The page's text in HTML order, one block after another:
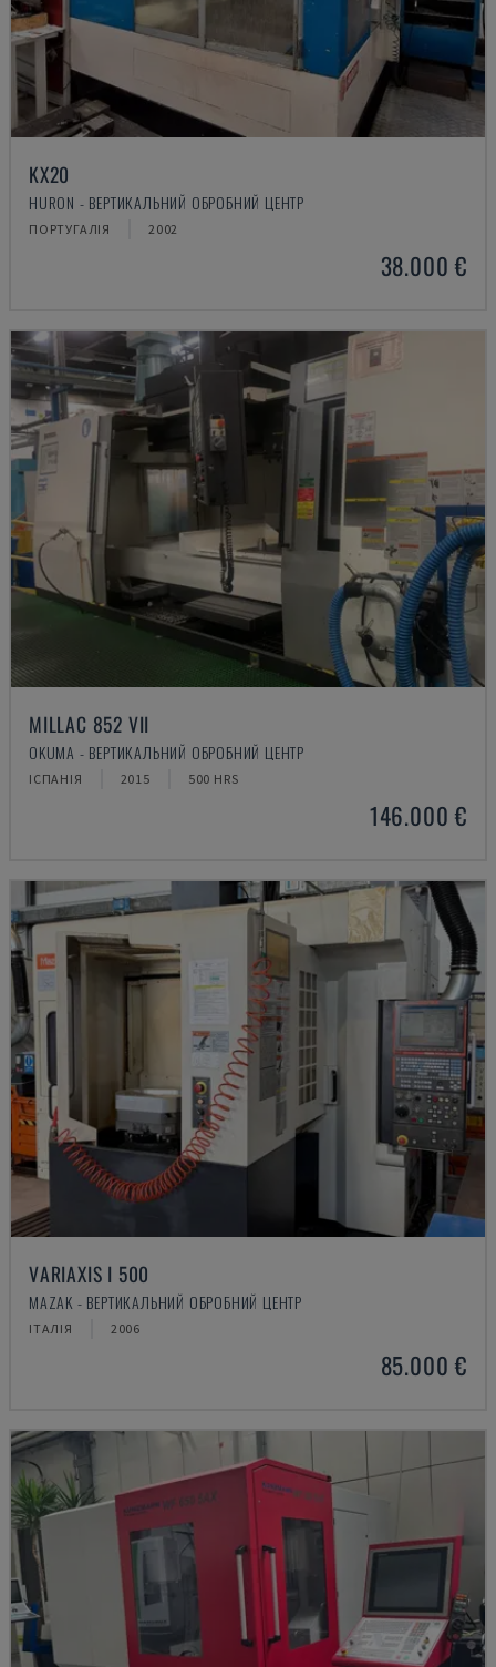
KX20
HURON - ВЕРТИКАЛЬНИЙ ОБРОБНИЙ ЦЕНТР
ПОРТУГАЛІЯ 2002
38.000 €
MILLAC 852 VII
OKUMA - ВЕРТИКАЛЬНИЙ ОБРОБНИЙ ЦЕНТР
ІСПАНІЯ 2015 500 HRS
146.000 €
VARIAXIS I 500
MAZAK - ВЕРТИКАЛЬНИЙ ОБРОБНИЙ ЦЕНТР
ІТАЛІЯ 2006
85.000 €